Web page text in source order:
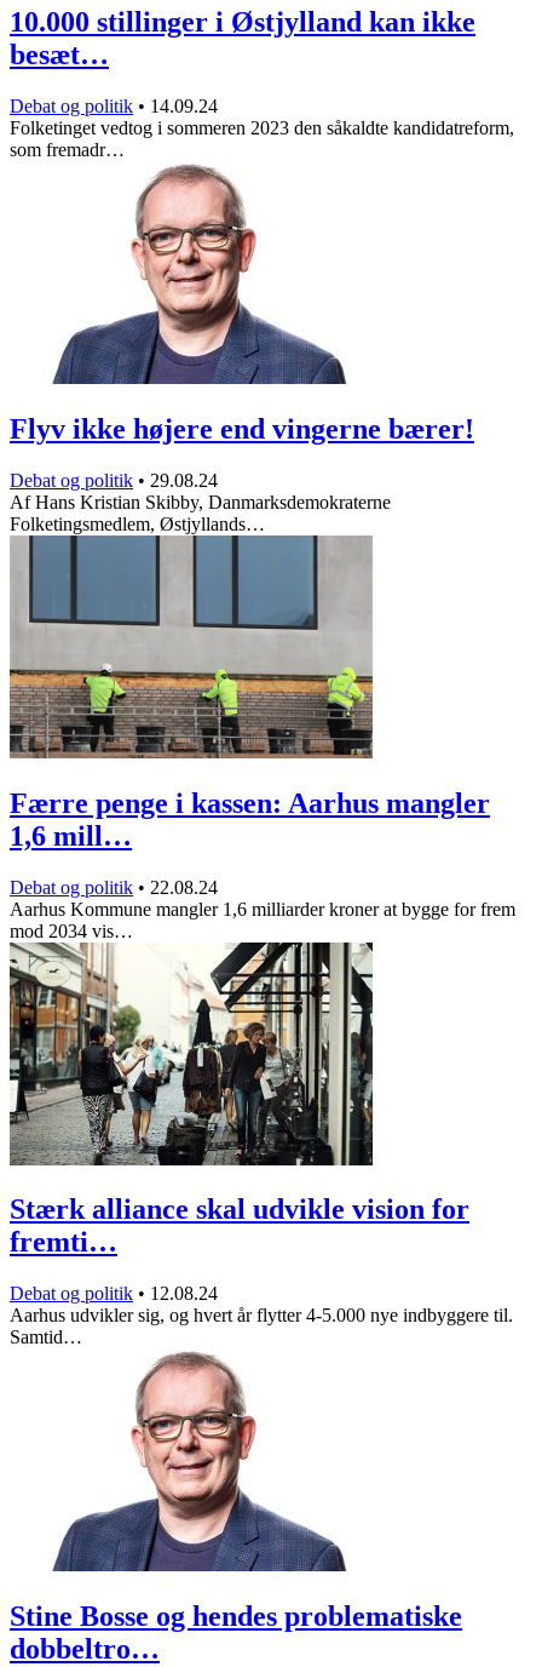
10.000 stillinger i Østjylland kan ikke
besæt…
Debat og politik • 14.09.24
Folketinget vedtog i sommeren 2023 den såkaldte kandidatreform,
som fremadr…
Flyv ikke højere end vingerne bærer!
Debat og politik • 29.08.24
Af Hans Kristian Skibby, Danmarksdemokraterne
Folketingsmedlem, Østjyllands…
Færre penge i kassen: Aarhus mangler
1,6 mill…
Debat og politik • 22.08.24
Aarhus Kommune mangler 1,6 milliarder kroner at bygge for frem
mod 2034 vis…
Stærk alliance skal udvikle vision for
fremti…
Debat og politik • 12.08.24
Aarhus udvikler sig, og hvert år flytter 4-5.000 nye indbyggere til.
Samtid…
Stine Bosse og hendes problematiske
dobbeltro…